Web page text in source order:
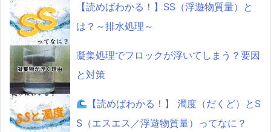
【読めばわかる！】SS（浮遊物質量）と
は？～排水処理～
凝集処理でフロックが浮いてしまう？要因
と対策
【読めばわかる！】 濁度（だくど）とS
S（エスエス／浮遊物質量）ってなに？